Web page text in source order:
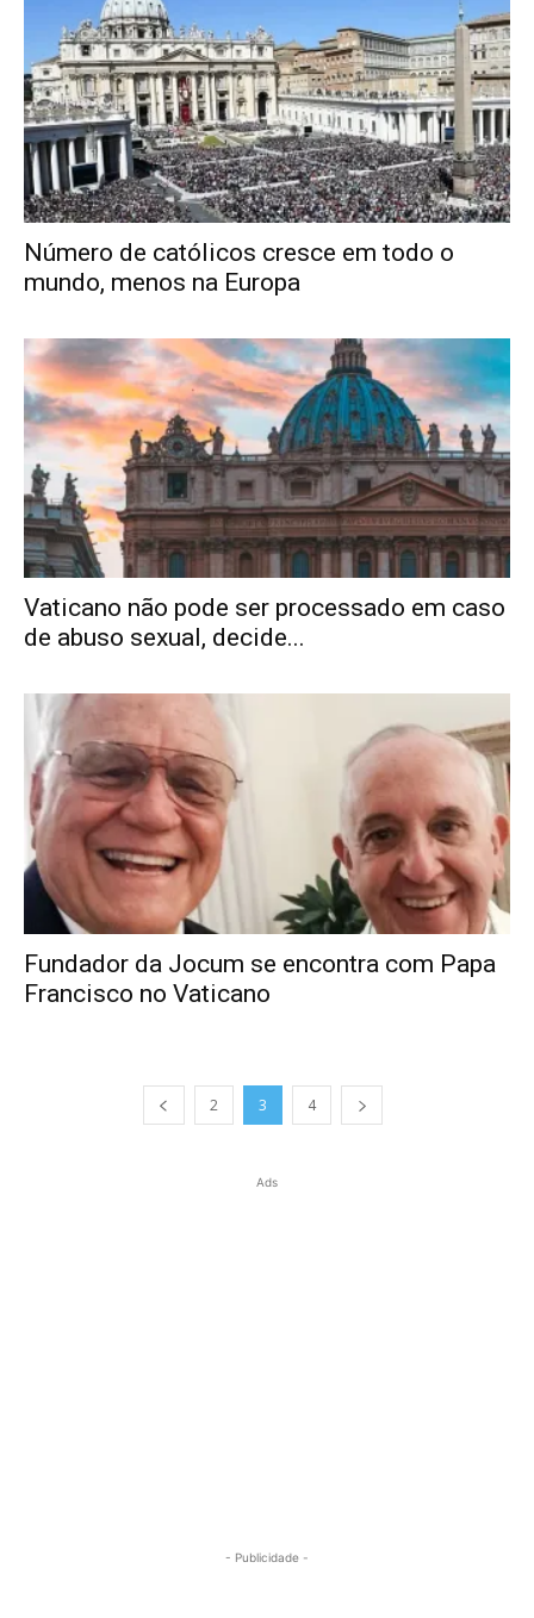
Número de católicos cresce em todo o
mundo, menos na Europa
Vaticano não pode ser processado em caso
de abuso sexual, decide...
Fundador da Jocum se encontra com Papa
Francisco no Vaticano
2 3 4
Ads
- Publicidade -